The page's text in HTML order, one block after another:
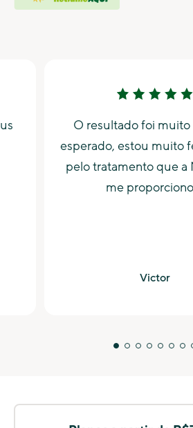
O resultado foi muito
esperado, estou muito
pelo tratamento que a
me
Victor